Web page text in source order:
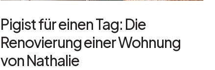
Pigist für einen Tag: Die
Renovierung einer Wohnung
von Nathalie